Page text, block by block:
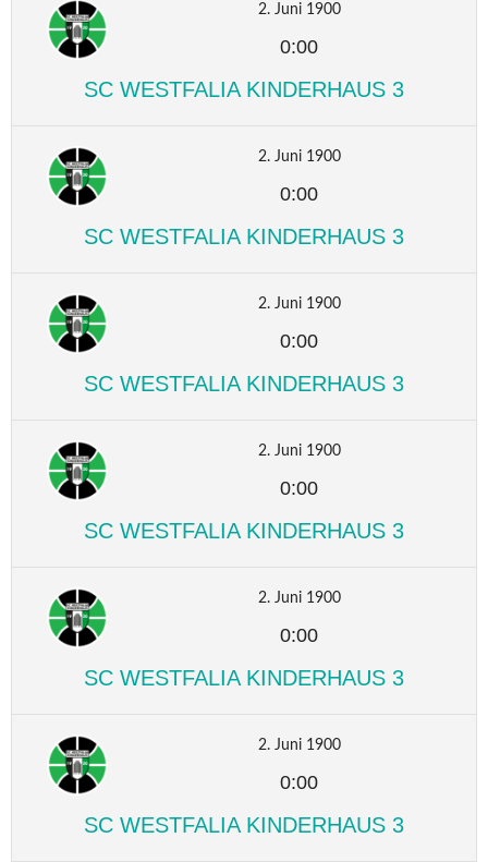
2. Juni 1900
0:00
SC WESTFALIA KINDERHAUS 3
2. Juni 1900
0:00
SC WESTFALIA KINDERHAUS 3
2. Juni 1900
0:00
SC WESTFALIA KINDERHAUS 3
2. Juni 1900
0:00
SC WESTFALIA KINDERHAUS 3
2. Juni 1900
0:00
SC WESTFALIA KINDERHAUS 3
2. Juni 1900
0:00
SC WESTFALIA KINDERHAUS 3